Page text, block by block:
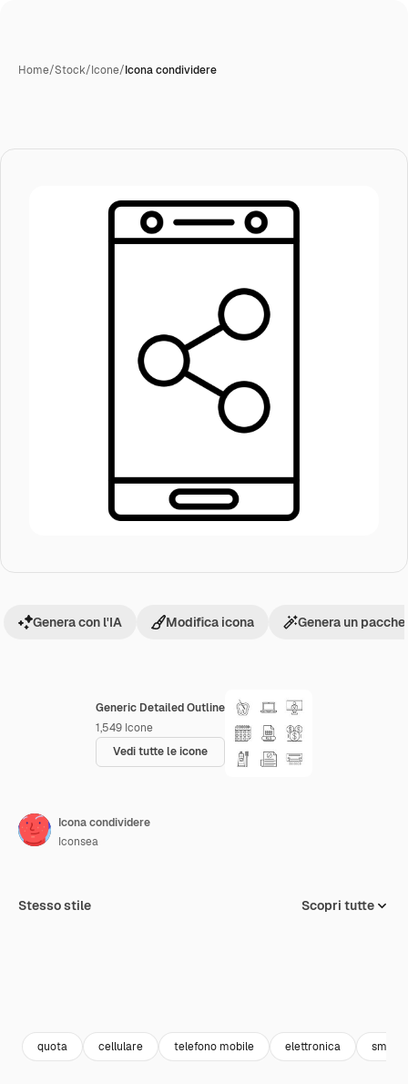
Home/Stock/Icone/Icona condividere
Generic Detailed Outline
1,549 Icone
Vedi tutte le icone
Genera con l'IA Modifica icona Genera un
Icona condividere
Iconsea
Stesso stile Scopri tutte
quota cellulare telefono mobile elettronica